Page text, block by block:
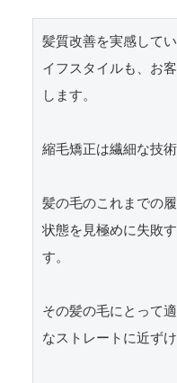
髪質改善を実感して
イフスタイルも、お
します。
縮毛矯正は繊細な技術
髪の毛のこれまでの
状態を見極めに失敗
す。
その髪の毛にとって
なストレートに近ずけ